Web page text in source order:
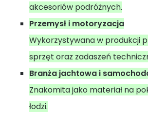
akcesoriów podróżnych.
Przemysł i motoryzacja
Wykorzystywana w produkcji
sprzęt oraz zadaszeń
Branża jachtowa i
Znakomita jako materiał na
łodzi.